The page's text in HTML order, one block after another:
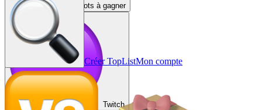
Lots à gagner
Twitch
Créer TopListMon compte